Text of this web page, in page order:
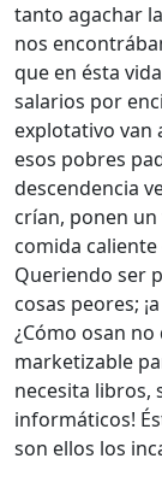
tanto agachar
nos
que en ésta
salarios por
explotativo van
esos pobres
descendencia
crían, ponen
comida caliente
Queriendo ser
cosas peores;
¿Cómo osan
marketizable
necesita libros,
informáticos!
son ellos los